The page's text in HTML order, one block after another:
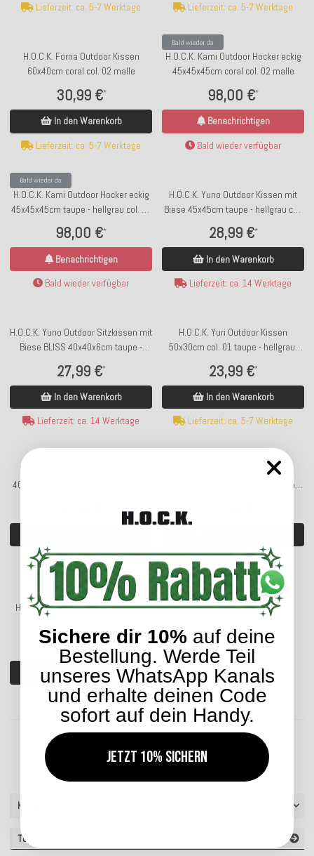
Lieferzeit: ca. 5-7 Werktage
Lieferzeit: ca. 5-7 Werktage
H.O.C.K. Forna Outdoor Kissen
60x40cm coral col. 02 malle
30,99 €*
In den Warenkorb
Lieferzeit: ca. 5-7 Werktage
Bald wieder da
H.O.C.K. Kami Outdoor Hocker eckig
45x45x45cm coral col. 02 malle
98,00 €*
Benachrichtigen
Bald wieder verfügbar
Bald wieder da
H.O.C.K. Kami Outdoor Hocker eckig
45x45x45cm taupe - hellgrau col. 01
98,00 €*
Benachrichtigen
Bald wieder verfügbar
H.O.C.K. Yuno Outdoor Kissen mit
Biese 45x45cm taupe - hellgrau col.
28,99 €*
In den Warenkorb
Lieferzeit: ca. 14 Werktage
H.O.C.K. Yuno Outdoor Sitzkissen mit
Biese BLISS 40x40x6cm taupe -
27,99 €*
In den Warenkorb
Lieferzeit: ca. 14 Werktage
H.O.C.K. Yuri Outdoor Kissen
50x30cm col. 01 taupe - hellgrau,
23,99 €*
In den Warenkorb
Lieferzeit: ca. 5-7 Werktage
H.O.C.K. Yuri Outdoor Sitzkissen
40x40x5cm col. 01 taupe - hellgrau,
Lieferzeit: ca. 5-7 Werktage
H.O.C.K. Yuri Outdoor Sitzkissen
50x50x5cm col. 01 taupe - hellgrau,
Lieferzeit: ca. 5-7 Werktage
H.O.C.K. Strandhandtuch Colorado
orange 1700
25,99 €*
In den Warenkorb
Lieferzeit: ca. 3-5 Werktage
Kategorien
Top bewertet
Sichere dir 10% auf deine
Bestellung. Werde Teil
unseres WhatsApp Kanals
und erhalte deinen Code
sofort auf dein Handy.
Jetzt 10% sichern